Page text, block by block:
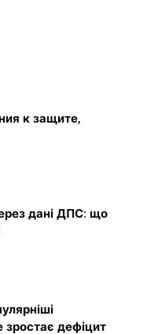
к защите,
дані ДПС: що
зростає дефіцит